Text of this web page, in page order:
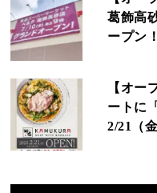
葛飾高
ープン！
【オー
ートに
2/21（